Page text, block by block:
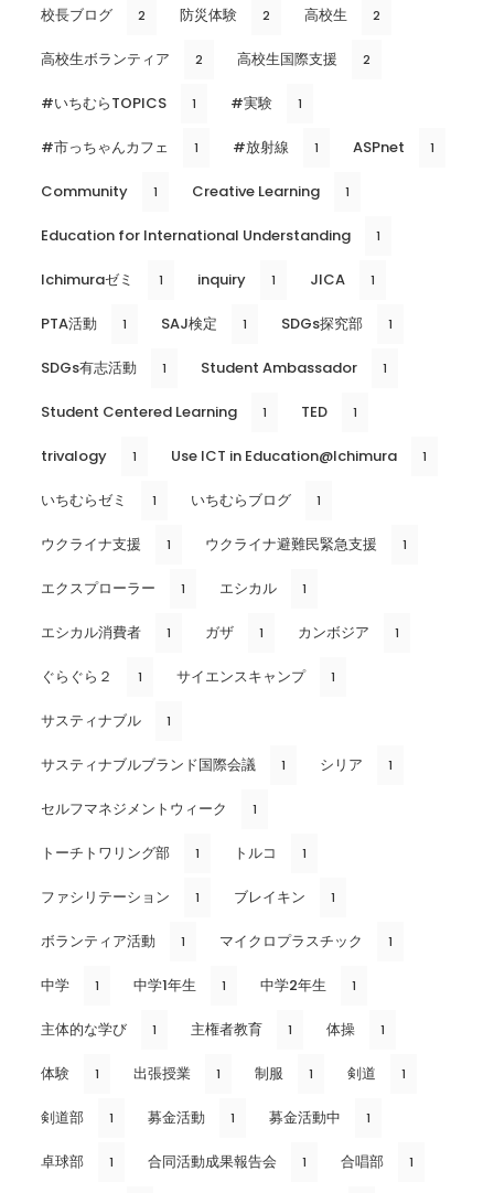
校長ブログ 2 防災体験 2 高校生 2
高校生ボランティア 2 高校生国際支援 2
#いちむらTOPICS 1 #実験 1
#市っちゃんカフェ 1 #放射線 1 ASPnet 1
Community 1 Creative Learning 1
Education for International Understanding 1
Ichimuraゼミ 1 inquiry 1 JICA 1
PTA活動 1 SAJ検定 1 SDGs探究部 1
SDGs有志活動 1 Student Ambassador 1
Student Centered Learning 1 TED 1
trivalogy 1 Use ICT in Education@Ichimura 1
いちむらゼミ 1 いちむらブログ 1
ウクライナ支援 1 ウクライナ避難民緊急支援 1
エクスプローラー 1 エシカル 1
エシカル消費者 1 ガザ 1 カンボジア 1
ぐらぐら２ 1 サイエンスキャンプ 1
サスティナブル 1
サスティナブルブランド国際会議 1 シリア 1
セルフマネジメントウィーク 1
トーチトワリング部 1 トルコ 1
ファシリテーション 1 ブレイキン 1
ボランティア活動 1 マイクロプラスチック 1
中学 1 中学1年生 1 中学2年生 1
主体的な学び 1 主権者教育 1 体操 1
体験 1 出張授業 1 制服 1 剣道 1
剣道部 1 募金活動 1 募金活動中 1
卓球部 1 合同活動成果報告会 1 合唱部 1